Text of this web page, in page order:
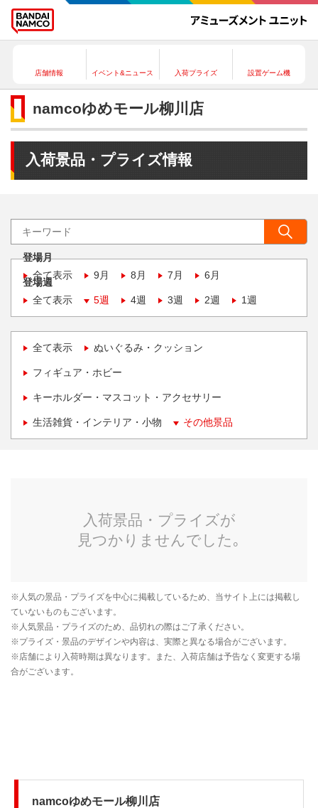
店舗情報 イベント&ニュース 入荷プライズ 設置ゲーム機
namcoゆめモール柳川店
入荷景品・プライズ情報
登場月
全て表示
9月 8月 7月 6月
登場週
全て表示
5週 4週 3週 2週 1週
全て表示 ぬいぐるみ・クッション
フィギュア・ホビー
キーホルダー・マスコット・アクセサリー
生活雑貨・インテリア・小物 その他景品
namcoゆめモール柳川店